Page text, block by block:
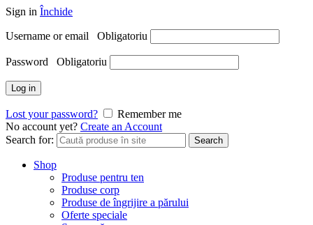
Sign in Închide
Username or email Obligatoriu
Password Obligatoriu
Log in
Lost your password?
Remember me
No account yet? Create an Account
Search for:
Search
Shop
Produse pentru ten
Produse corp
Produse de îngrijire a părului
Oferte speciale